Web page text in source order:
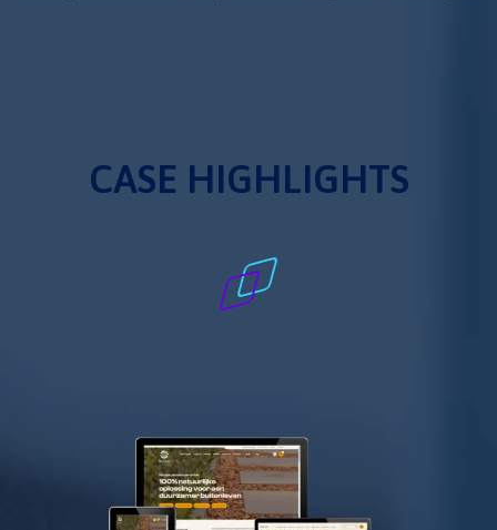
CASE HIGHLIGHTS